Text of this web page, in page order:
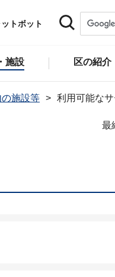
トボット
施設 区の紹介
施設等 利用可能な
最